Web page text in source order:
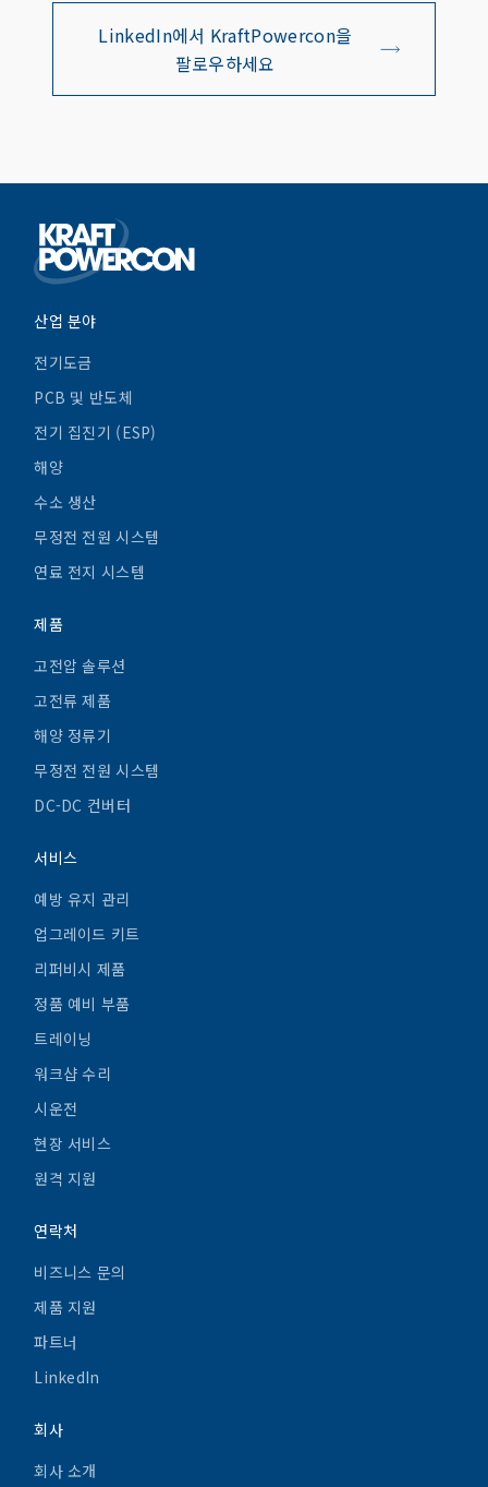
LinkedIn에서 KraftPowercon을
팔로우하세요
산업 분야
전기도금
PCB 및 반도체
전기 집진기 (ESP)
해양
수소 생산
무정전 전원 시스템
연료 전지 시스템
제품
고전압 솔루션
고전류 제품
해양 정류기
무정전 전원 시스템
DC-DC 컨버터
서비스
예방 유지 관리
업그레이드 키트
리퍼비시 제품
정품 예비 부품
트레이닝
워크샵 수리
시운전
현장 서비스
원격 지원
연락처
비즈니스 문의
제품 지원
파트너
LinkedIn
회사
회사 소개